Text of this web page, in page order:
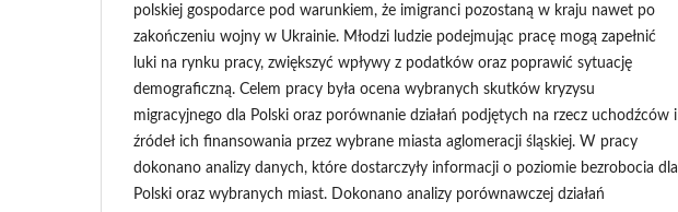
polskiej gospodarce pod warunkiem, że imigranci pozostaną w kraju nawet po
zakończeniu wojny w Ukrainie. Młodzi ludzie podejmując pracę mogą zapełnić
luki na rynku pracy, zwiększyć wpływy z podatków oraz poprawić sytuację
demograficzną. Celem pracy była ocena wybranych skutków kryzysu
migracyjnego dla Polski oraz porównanie działań podjętych na rzecz uchodźców i
źródeł ich finansowania przez wybrane miasta aglomeracji śląskiej. W pracy
dokonano analizy danych, które dostarczyły informacji o poziomie bezrobocia dla
Polski oraz wybranych miast. Dokonano analizy porównawczej działań